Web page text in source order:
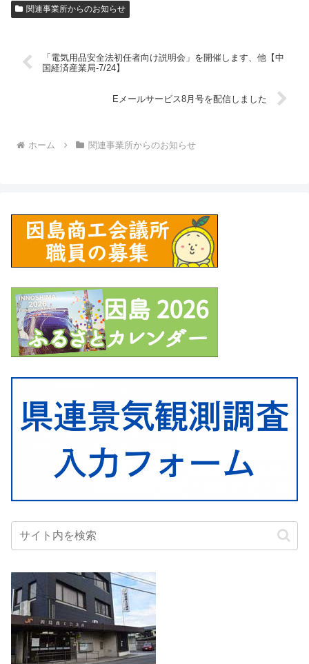
関連事業所からのお知らせ
「電気用品安全法初任者向け説明会」を開催します、他【中
国経済産業局-7/24】
Eメールサービス8月号を配信しました
ホーム 関連事業所からのお知らせ